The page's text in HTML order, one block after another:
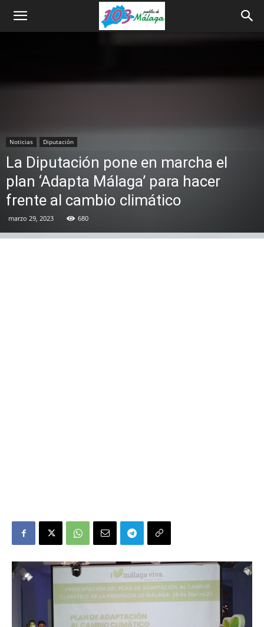
Noticias Diputación
La Diputación pone en marcha el
plan ‘Adapta Málaga’ para hacer
frente al cambio climático
marzo 29, 2023 680